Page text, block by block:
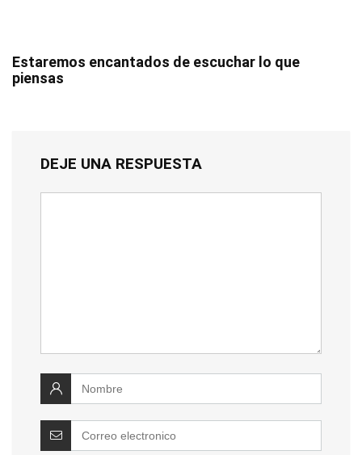
Estaremos encantados de escuchar lo que
piensas
DEJE UNA RESPUESTA